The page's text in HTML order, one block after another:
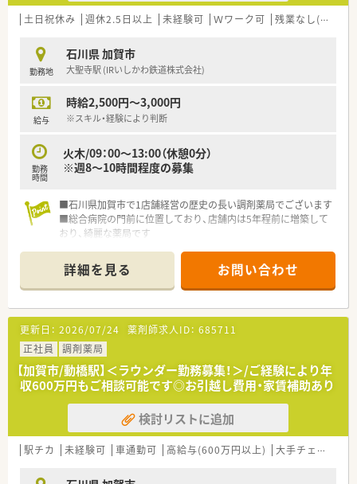
土日祝休み 週休2.5日以上 未経験可 Ｗワーク可 残業なし(ほぼなし含む)
勤務地
石川県 加賀市
大聖寺駅 (IRいしかわ鉄道株式会社)
給与
時給2,500円～3,000円
※スキル・経験により判断
勤務
時間
火木/09：00～13:00（休憩0分）
※週8～10時間程度の募集
■石川県加賀市で1店舗経営の歴史の長い調剤薬局でございます
■総合病院の門前に位置しており、店舗内は5年程前に増築して
おり、綺麗な薬局です
軟にサポート頂ける環境です
詳細を見る お問い合わせ
更新日： 2026/07/24 薬剤師求人ID： 685711
正社員
調剤薬局
【加賀市/動橋駅】＜ラウンダー勤務募集！＞/ご経験により年
収600万円もご相談可能です◎お引越し費用・家賃補助あり
検討リストに追加
駅チカ 未経験可 車通勤可 高給与(600万円以上) 大手チェーン以外